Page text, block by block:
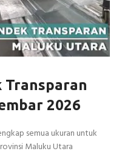
Transparan
2026
semua ukuran untuk
Maluku Utara